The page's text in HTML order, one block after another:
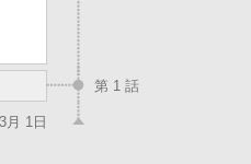
第 1 話
月 1日